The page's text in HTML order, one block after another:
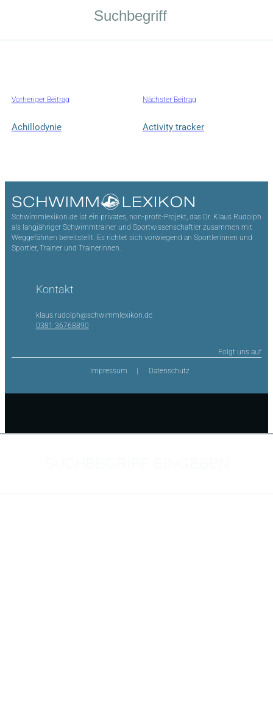
Vorheriger Beitrag
Achillodynie
Nächster Beitrag
Activity tracker
Schwimmlexikon.de ist ein privates, non-profit-Projekt, das Dr. Klaus Rudolph
als langjähriger Schwimmtrainer und Sportwissenschaftler zusammen mit
Weggefährten bereitstellt. Es richtet sich vorwiegend an Sportlerinnen und
Sportler, Trainer und Trainerinnen.
Kontakt
klaus.rudolph@schwimmlexikon.de
0381 36768890
Folgt uns auf
Impressum Datenschutz